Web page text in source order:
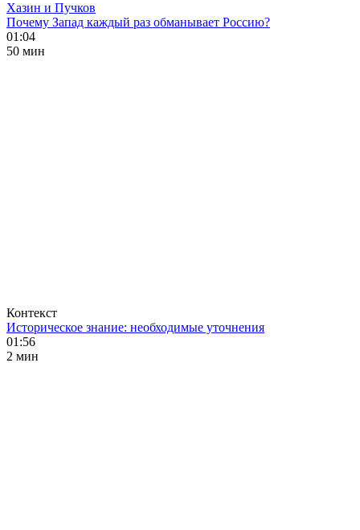
Хазин и Пучков
Почему Запад каждый раз обманывает Россию?
01:04
50 мин
Контекст
Историческое знание: необходимые уточнения
01:56
2 мин